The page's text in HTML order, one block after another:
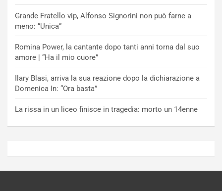
Grande Fratello vip, Alfonso Signorini non può farne a
meno: “Unica”
Romina Power, la cantante dopo tanti anni torna dal suo
amore | “Ha il mio cuore”
Ilary Blasi, arriva la sua reazione dopo la dichiarazione a
Domenica In: “Ora basta”
La rissa in un liceo finisce in tragedia: morto un 14enne